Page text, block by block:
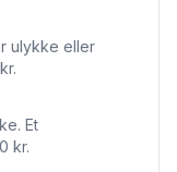
ulykke eller
Et
kr.